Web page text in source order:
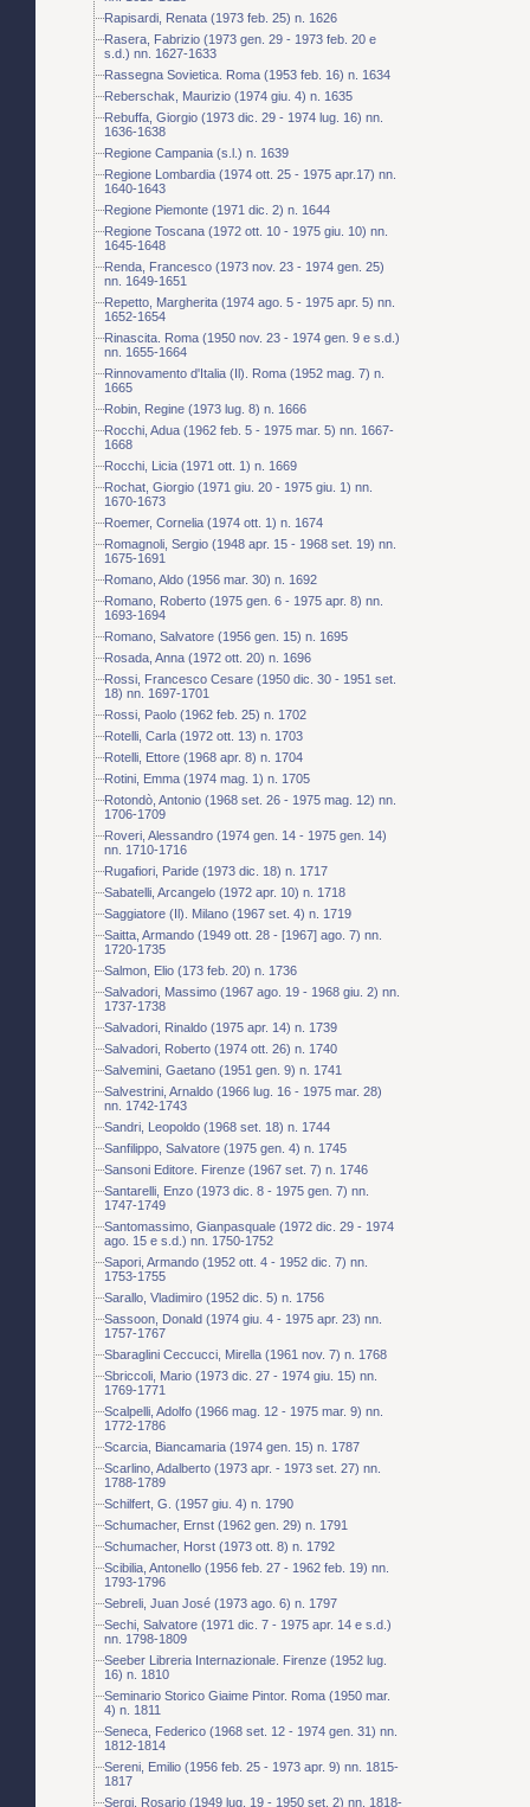
Rapisardi, Renata (1973 feb. 25) n. 1626
Rasera, Fabrizio (1973 gen. 29 - 1973 feb. 20 e
s.d.) nn. 1627-1633
Rassegna Sovietica. Roma (1953 feb. 16) n. 1634
Reberschak, Maurizio (1974 giu. 4) n. 1635
Rebuffa, Giorgio (1973 dic. 29 - 1974 lug. 16) nn.
1636-1638
Regione Campania (s.l.) n. 1639
Regione Lombardia (1974 ott. 25 - 1975 apr.17) nn.
1640-1643
Regione Piemonte (1971 dic. 2) n. 1644
Regione Toscana (1972 ott. 10 - 1975 giu. 10) nn.
1645-1648
Renda, Francesco (1973 nov. 23 - 1974 gen. 25)
nn. 1649-1651
Repetto, Margherita (1974 ago. 5 - 1975 apr. 5) nn.
1652-1654
Rinascita. Roma (1950 nov. 23 - 1974 gen. 9 e s.d.)
nn. 1655-1664
Rinnovamento d'Italia (Il). Roma (1952 mag. 7) n.
1665
Robin, Regine (1973 lug. 8) n. 1666
Rocchi, Adua (1962 feb. 5 - 1975 mar. 5) nn. 1667-
1668
Rocchi, Licia (1971 ott. 1) n. 1669
Rochat, Giorgio (1971 giu. 20 - 1975 giu. 1) nn.
1670-1673
Roemer, Cornelia (1974 ott. 1) n. 1674
Romagnoli, Sergio (1948 apr. 15 - 1968 set. 19) nn.
1675-1691
Romano, Aldo (1956 mar. 30) n. 1692
Romano, Roberto (1975 gen. 6 - 1975 apr. 8) nn.
1693-1694
Romano, Salvatore (1956 gen. 15) n. 1695
Rosada, Anna (1972 ott. 20) n. 1696
Rossi, Francesco Cesare (1950 dic. 30 - 1951 set.
18) nn. 1697-1701
Rossi, Paolo (1962 feb. 25) n. 1702
Rotelli, Carla (1972 ott. 13) n. 1703
Rotelli, Ettore (1968 apr. 8) n. 1704
Rotini, Emma (1974 mag. 1) n. 1705
Rotondò, Antonio (1968 set. 26 - 1975 mag. 12) nn.
1706-1709
Roveri, Alessandro (1974 gen. 14 - 1975 gen. 14)
nn. 1710-1716
Rugafiori, Paride (1973 dic. 18) n. 1717
Sabatelli, Arcangelo (1972 apr. 10) n. 1718
Saggiatore (Il). Milano (1967 set. 4) n. 1719
Saitta, Armando (1949 ott. 28 - [1967] ago. 7) nn.
1720-1735
Salmon, Elio (173 feb. 20) n. 1736
Salvadori, Massimo (1967 ago. 19 - 1968 giu. 2) nn.
1737-1738
Salvadori, Rinaldo (1975 apr. 14) n. 1739
Salvadori, Roberto (1974 ott. 26) n. 1740
Salvemini, Gaetano (1951 gen. 9) n. 1741
Salvestrini, Arnaldo (1966 lug. 16 - 1975 mar. 28)
nn. 1742-1743
Sandri, Leopoldo (1968 set. 18) n. 1744
Sanfilippo, Salvatore (1975 gen. 4) n. 1745
Sansoni Editore. Firenze (1967 set. 7) n. 1746
Santarelli, Enzo (1973 dic. 8 - 1975 gen. 7) nn.
1747-1749
Santomassimo, Gianpasquale (1972 dic. 29 - 1974
ago. 15 e s.d.) nn. 1750-1752
Sapori, Armando (1952 ott. 4 - 1952 dic. 7) nn.
1753-1755
Sarallo, Vladimiro (1952 dic. 5) n. 1756
Sassoon, Donald (1974 giu. 4 - 1975 apr. 23) nn.
1757-1767
Sbaraglini Ceccucci, Mirella (1961 nov. 7) n. 1768
Sbriccoli, Mario (1973 dic. 27 - 1974 giu. 15) nn.
1769-1771
Scalpelli, Adolfo (1966 mag. 12 - 1975 mar. 9) nn.
1772-1786
Scarcia, Biancamaria (1974 gen. 15) n. 1787
Scarlino, Adalberto (1973 apr. - 1973 set. 27) nn.
1788-1789
Schilfert, G. (1957 giu. 4) n. 1790
Schumacher, Ernst (1962 gen. 29) n. 1791
Schumacher, Horst (1973 ott. 8) n. 1792
Scibilia, Antonello (1956 feb. 27 - 1962 feb. 19) nn.
1793-1796
Sebreli, Juan José (1973 ago. 6) n. 1797
Sechi, Salvatore (1971 dic. 7 - 1975 apr. 14 e s.d.)
nn. 1798-1809
Seeber Libreria Internazionale. Firenze (1952 lug.
16) n. 1810
Seminario Storico Giaime Pintor. Roma (1950 mar.
4) n. 1811
Seneca, Federico (1968 set. 12 - 1974 gen. 31) nn.
1812-1814
Sereni, Emilio (1956 feb. 25 - 1973 apr. 9) nn. 1815-
1817
Sergi, Rosario (1949 lug. 19 - 1950 set. 2) nn. 1818-